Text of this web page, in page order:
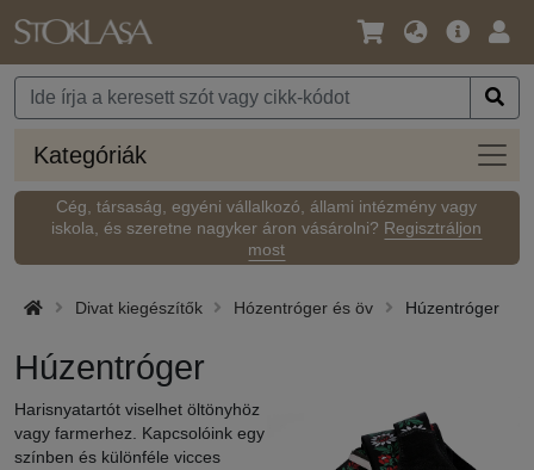
Nyelv
Pénznem
Fő
Kategóriák
Cég, társaság, egyéni vállalkozó, állami intézmény vagy
iskola, és szeretne nagyker áron vásárolni? Regisztráljon
most
Divat kiegészítők Hózentróger és öv Húzentróger
Húzentróger
Harisnyatartót viselhet öltönyhöz
vagy farmerhez. Kapcsolóink egy
színben és különféle vicces